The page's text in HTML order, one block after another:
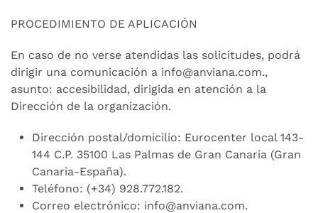
PROCEDIMIENTO DE APLICACIÓN
En caso de no verse atendidas las solicitudes, podrá
dirigir una comunicación a info@anviana.com.,
asunto: accesibilidad, dirigida en atención a la
Dirección de la organización.
Dirección postal/domicilio: Eurocenter local 143-
144 C.P. 35100 Las Palmas de Gran Canaria (Gran
Canaria-España).
Teléfono: (+34) 928.772.182.
Correo electrónico: info@anviana.com.